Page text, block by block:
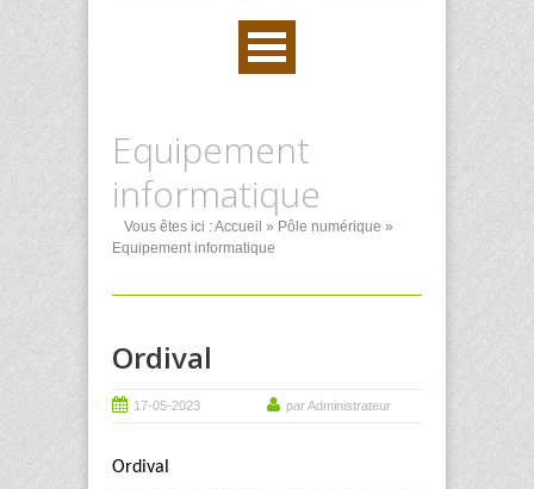
Equipement
informatique
Vous êtes ici :Accueil » Pôle numérique »
Equipement informatique
Ordival
17-05-2023 par Administrateur
Ordival